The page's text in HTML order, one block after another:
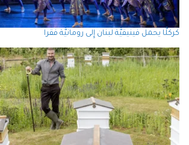
كركلَّا يحمل فينيقيَّة لبنان إِلى رومانيَّة فقرا